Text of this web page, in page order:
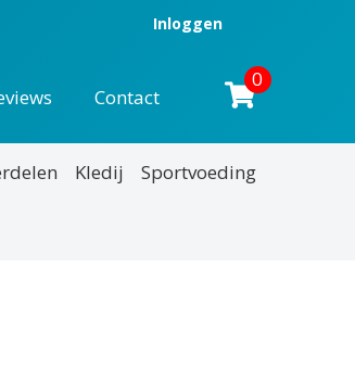
Inloggen
Contact
0
Kledij Sportvoeding